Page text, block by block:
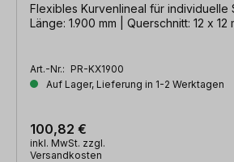
Flexibles Kurvenlineal für individuelle
Länge: 1.900 mm | Querschnitt: 12 x 12
Art.-Nr.: PR-KX1900
Auf Lager, Lieferung in 1-2 Werktagen
100,82 €
inkl. MwSt. zzgl.
Versandkosten